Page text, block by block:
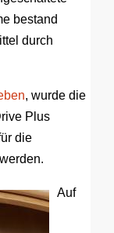
bestand
durch
, wurde die
Plus
die
Auf